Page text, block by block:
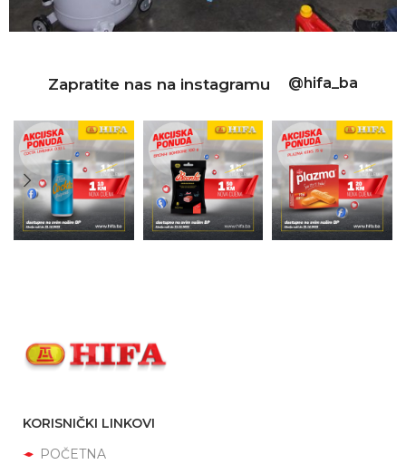
Zapratite nas na instagramu @hifa_ba
KORISNIČKI LINKOVI
POČETNA